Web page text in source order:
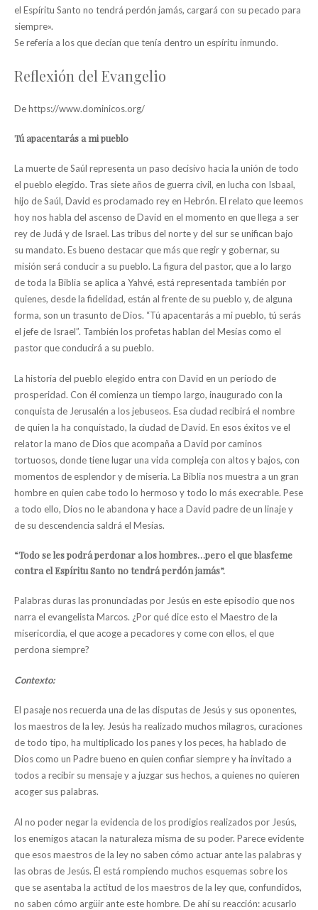
el Espíritu Santo no tendrá perdón jamás, cargará con su pecado para
siempre».
Se refería a los que decían que tenía dentro un espíritu inmundo.
Reflexión del Evangelio
De https://www.dominicos.org/
Tú apacentarás a mi pueblo
La muerte de Saúl representa un paso decisivo hacia la unión de todo
el pueblo elegido. Tras siete años de guerra civil, en lucha con Isbaal,
hijo de Saúl, David es proclamado rey en Hebrón. El relato que leemos
hoy nos habla del ascenso de David en el momento en que llega a ser
rey de Judá y de Israel. Las tribus del norte y del sur se unifican bajo
su mandato. Es bueno destacar que más que regir y gobernar, su
misión será conducir a su pueblo. La figura del pastor, que a lo largo
de toda la Biblia se aplica a Yahvé, está representada también por
quienes, desde la fidelidad, están al frente de su pueblo y, de alguna
forma, son un trasunto de Dios. “Tú apacentarás a mi pueblo, tú serás
el jefe de Israel”. También los profetas hablan del Mesías como el
pastor que conducirá a su pueblo.
La historia del pueblo elegido entra con David en un período de
prosperidad. Con él comienza un tiempo largo, inaugurado con la
conquista de Jerusalén a los jebuseos. Esa ciudad recibirá el nombre
de quien la ha conquistado, la ciudad de David. En esos éxitos ve el
relator la mano de Dios que acompaña a David por caminos
tortuosos, donde tiene lugar una vida compleja con altos y bajos, con
momentos de esplendor y de miseria. La Biblia nos muestra a un gran
hombre en quien cabe todo lo hermoso y todo lo más execrable. Pese
a todo ello, Dios no le abandona y hace a David padre de un linaje y
de su descendencia saldrá el Mesías.
“Todo se les podrá perdonar a los hombres…pero el que blasfeme
contra el Espíritu Santo no tendrá perdón jamás”.
Palabras duras las pronunciadas por Jesús en este episodio que nos
narra el evangelista Marcos. ¿Por qué dice esto el Maestro de la
misericordia, el que acoge a pecadores y come con ellos, el que
perdona siempre?
Contexto:
El pasaje nos recuerda una de las disputas de Jesús y sus oponentes,
los maestros de la ley. Jesús ha realizado muchos milagros, curaciones
de todo tipo, ha multiplicado los panes y los peces, ha hablado de
Dios como un Padre bueno en quien confiar siempre y ha invitado a
todos a recibir su mensaje y a juzgar sus hechos, a quienes no quieren
acoger sus palabras.
Al no poder negar la evidencia de los prodigios realizados por Jesús,
los enemigos atacan la naturaleza misma de su poder. Parece evidente
que esos maestros de la ley no saben cómo actuar ante las palabras y
las obras de Jesús. Él está rompiendo muchos esquemas sobre los
que se asentaba la actitud de los maestros de la ley que, confundidos,
no saben cómo argüir ante este hombre. De ahí su reacción: acusarlo